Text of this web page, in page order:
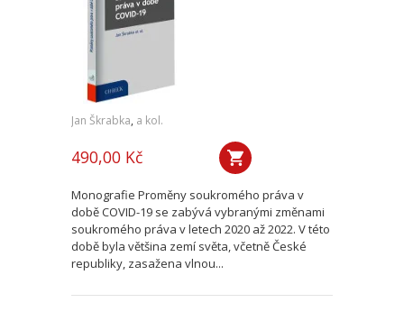
Jan Škrabka, a kol.
490,00 Kč
Monografie Proměny soukromého práva v
době COVID-19 se zabývá vybranými změnami
soukromého práva v letech 2020 až 2022. V této
době byla většina zemí světa, včetně České
republiky, zasažena vlnou...